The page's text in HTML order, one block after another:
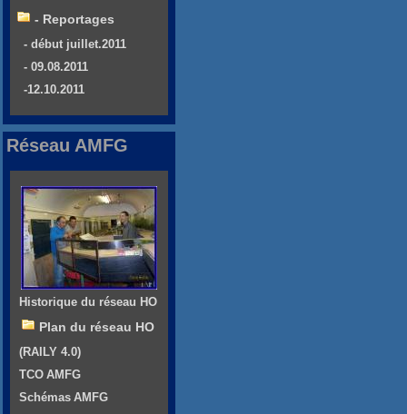
- Reportages
- début juillet.2011
- 09.08.2011
-12.10.2011
Réseau AMFG
Historique du réseau HO
Plan du réseau HO
(RAILY 4.0)
TCO AMFG
Schémas AMFG